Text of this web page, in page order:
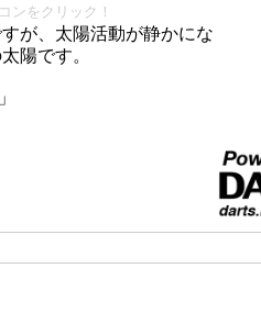
ンをクリック！
が、太陽活動が静かにな
陽です。